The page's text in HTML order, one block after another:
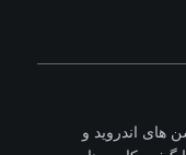
های اندروید و